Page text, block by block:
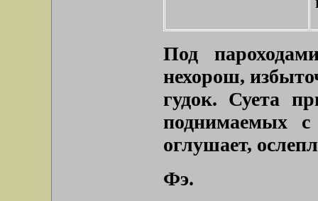
Под
нехорош,
гудок. Суета
поднимаемых
оглушает,
Фэ.